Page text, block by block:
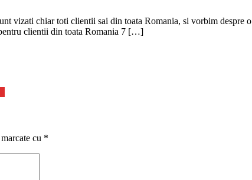
vizati chiar toti clientii sai din toata Romania, si vorbim despre
clientii din toata Romania 7 […]
cu *